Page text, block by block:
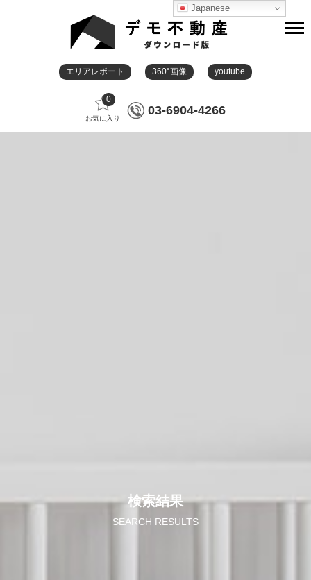
エリアレポート 360°画像 youtube
0
お気に入り
03-6904-4266
検索結果
SEARCH RESULTS
Japanese